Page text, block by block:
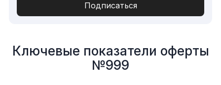
Подписаться
Ключевые показатели оферты
№999